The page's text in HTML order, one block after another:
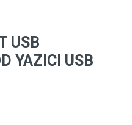
USB
YAZICI USB